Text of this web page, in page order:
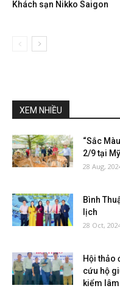
Khách sạn Nikko Saigon
XEM NHIỀU
“Sắc
2/9 tại
28 Aug,
Bình
lịch
28 Oct,
Hội thảo
cứu hộ
kiểm lâm